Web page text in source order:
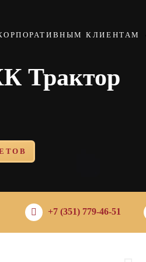
КЛИЕНТАМ
Трактор
+7 (351) 779-46-51